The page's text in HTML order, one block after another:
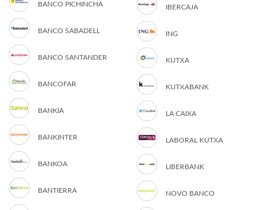
BANCO PICHINCHA
BANCO SABADELL
BANCO SANTANDER
BANCOFAR
BANKIA
BANKINTER
BANKOA
BANTIERRA
IBERCAJA
ING
KUTXA
KUTXABANK
LA CAIXA
LABORAL KUTXA
LIBERBANK
NOVO BANCO